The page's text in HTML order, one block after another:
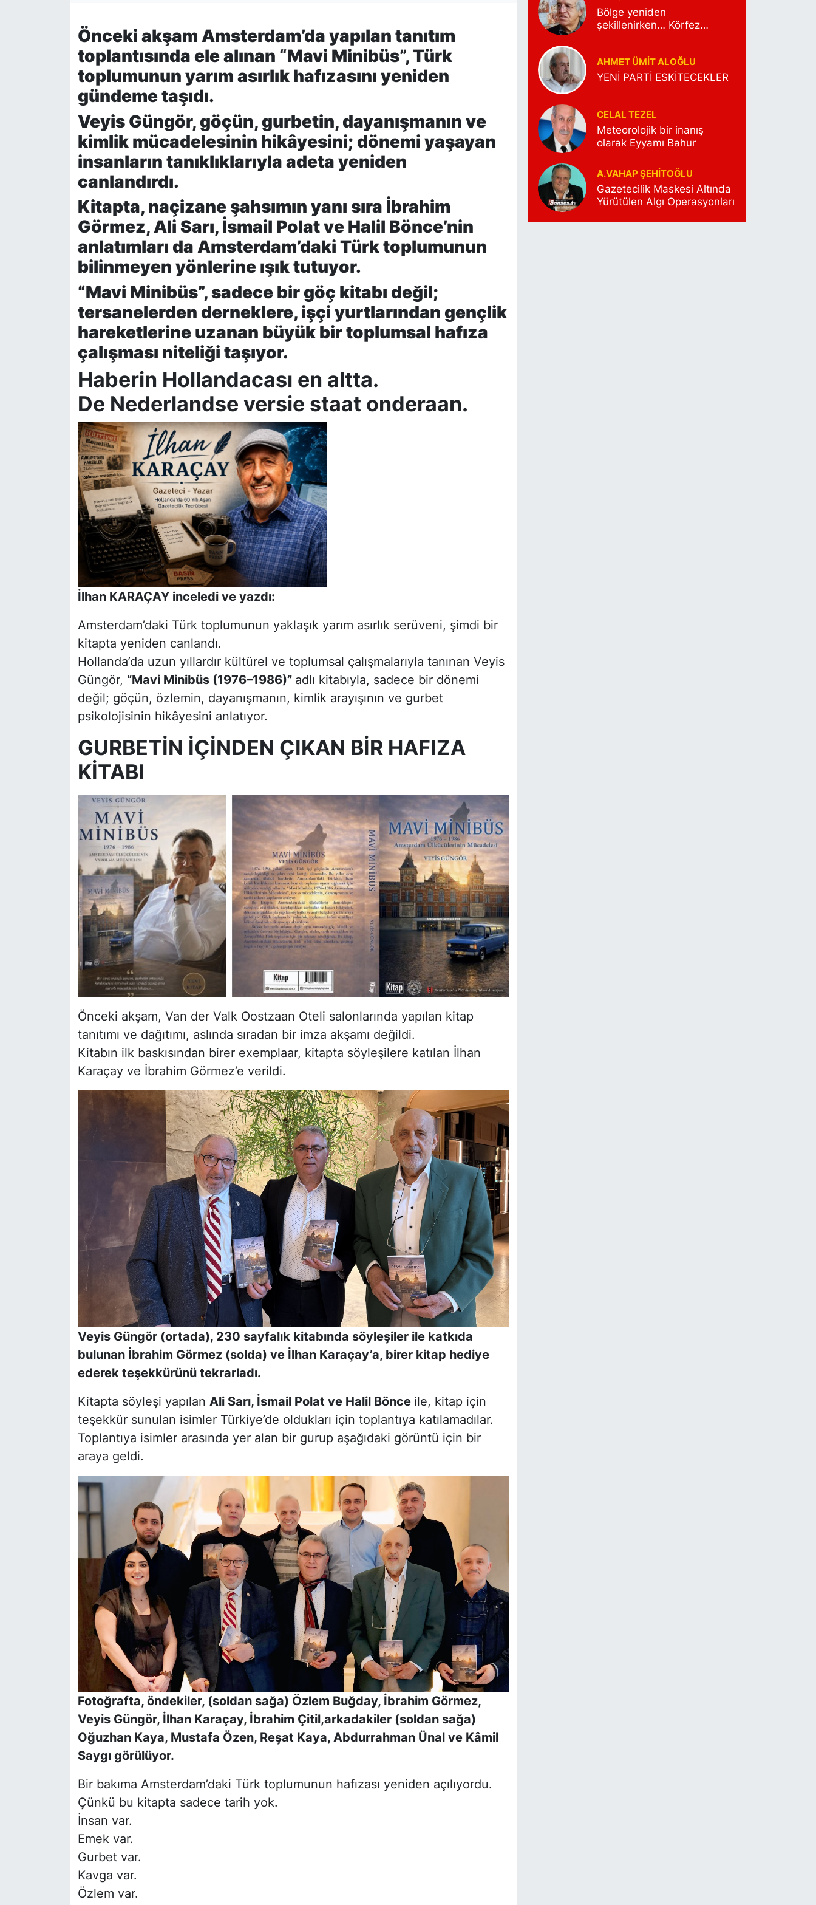
Önceki akşam Amsterdam’da yapılan tanıtım
toplantısında ele alınan “Mavi Minibüs”, Türk
toplumunun yarım asırlık hafızasını yeniden
gündeme taşıdı.
Veyis Güngör, göçün, gurbetin, dayanışmanın ve
kimlik mücadelesinin hikâyesini; dönemi yaşayan
insanların tanıklıklarıyla adeta yeniden
canlandırdı.
Kitapta, naçizane şahsımın yanı sıra İbrahim
Görmez, Ali Sarı, İsmail Polat ve Halil Bönce’nin
anlatımları da Amsterdam’daki Türk toplumunun
bilinmeyen yönlerine ışık tutuyor.
“Mavi Minibüs”, sadece bir göç kitabı değil;
tersanelerden derneklere, işçi yurtlarından gençlik
hareketlerine uzanan büyük bir toplumsal hafıza
çalışması niteliği taşıyor.
Haberin Hollandacası en altta.
De Nederlandse versie staat onderaan.
İlhan KARAÇAY inceledi ve yazdı:
Amsterdam’daki Türk toplumunun yaklaşık yarım asırlık serüveni, şimdi bir
kitapta yeniden canlandı.
Hollanda’da uzun yıllardır kültürel ve toplumsal çalışmalarıyla tanınan Veyis
Güngör, “Mavi Minibüs (1976–1986)” adlı kitabıyla, sadece bir dönemi
değil; göçün, özlemin, dayanışmanın, kimlik arayışının ve gurbet
psikolojisinin hikâyesini anlatıyor.
GURBETİN İÇİNDEN ÇIKAN BİR HAFIZA
KİTABI
Önceki akşam, Van der Valk Oostzaan Oteli salonlarında yapılan kitap
tanıtımı ve dağıtımı, aslında sıradan bir imza akşamı değildi.
Kitabın ilk baskısından birer exemplaar, kitapta söyleşilere katılan İlhan
Karaçay ve İbrahim Görmez’e verildi.
Veyis Güngör (ortada), 230 sayfalık kitabında söyleşiler ile katkıda
bulunan İbrahim Görmez (solda) ve İlhan Karaçay’a, birer kitap hediye
ederek teşekkürünü tekrarladı.
Kitapta söyleşi yapılan Ali Sarı, İsmail Polat ve Halil Bönce ile, kitap için
teşekkür sunulan isimler Türkiye’de oldukları için toplantıya katılamadılar.
Toplantıya isimler arasında yer alan bir gurup aşağıdaki görüntü için bir
araya geldi.
Fotoğrafta, öndekiler, (soldan sağa) Özlem Buğday, İbrahim Görmez,
Veyis Güngör, İlhan Karaçay, İbrahim Çitil,arkadakiler (soldan sağa)
Oğuzhan Kaya, Mustafa Özen, Reşat Kaya, Abdurrahman Ünal ve Kâmil
Saygı görülüyor.
Bir bakıma Amsterdam’daki Türk toplumunun hafızası yeniden açılıyordu.
Çünkü bu kitapta sadece tarih yok.
İnsan var.
Emek var.
Gurbet var.
Kavga var.
Özlem var.
Bölge yeniden
şekillenirken… Körfez
AHMET ÜMIT ALOĞLU
YENİ PARTİ ESKİTECEKLER
CELAL TEZEL
Meteorolojik bir inanış
olarak Eyyamı Bahur
A.VAHAP ŞEHITOĞLU
Gazetecilik Maskesi Altında
Yürütülen Algı Operasyonları
YEREL HABER
Haberde insan